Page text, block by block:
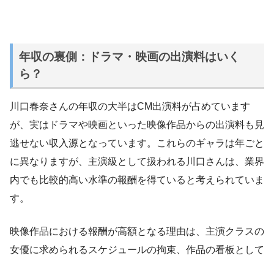
年収の裏側：ドラマ・映画の出演料はいく
ら？
川口春奈さんの年収の大半はCM出演料が占めています
が、実はドラマや映画といった映像作品からの出演料も見
逃せない収入源となっています。これらのギャラは年ごと
に異なりますが、主演級として扱われる川口さんは、業界
内でも比較的高い水準の報酬を得ていると考えられていま
す。
映像作品における報酬が高額となる理由は、主演クラスの
女優に求められるスケジュールの拘束、作品の看板として